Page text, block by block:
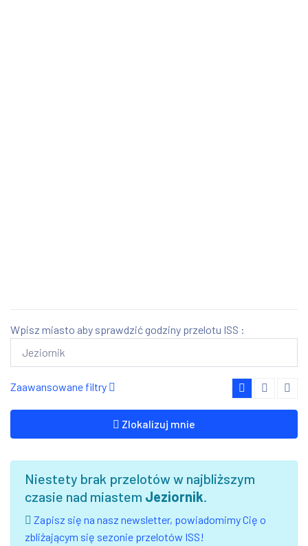
Wpisz miasto aby sprawdzić godziny przelotu ISS :
Zaawansowane filtry
Zlokalizuj mnie
Niestety brak przelotów w najbliższym
czasie nad miastem Jeziornik.
Zapisz się na nasz newsletter, powiadomimy Cię o
zbliżającym się sezonie przelotów ISS!